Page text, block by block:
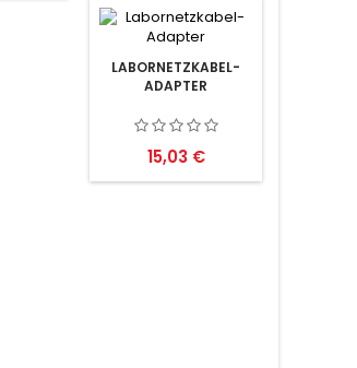
LABORNETZKABEL-
ADAPTER
Preis
15,03 €